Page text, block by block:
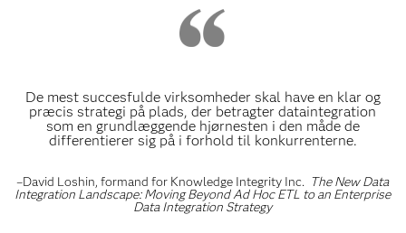
De mest succesfulde virksomheder skal have en klar og
præcis strategi på plads, der betragter dataintegration
som en grundlæggende hjørnesten i den måde de
differentierer sig på i forhold til konkurrenterne.
–David Loshin, formand for Knowledge Integrity Inc. The New Data
Integration Landscape: Moving Beyond Ad Hoc ETL to an Enterprise
Data Integration Strategy